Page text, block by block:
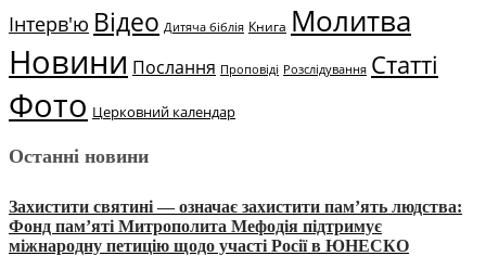
Інтерв'ю Відео Дитяча біблія Книга Молитва
Новини Послання Проповіді Розслідування Статті
Фото Церковний календар
Останні новини
Захистити святині — означає захистити пам’ять людства:
Фонд пам’яті Митрополита Мефодія підтримує
міжнародну петицію щодо участі Росії в ЮНЕСКО